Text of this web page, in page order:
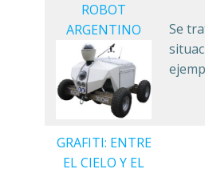
ROBOT
ARGENTINO
Se
GRAFITI: ENTRE
EL CIELO Y EL